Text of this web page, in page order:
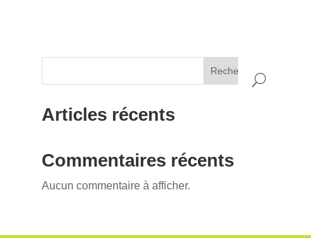
Rechercher
Articles récents
Commentaires récents
Aucun commentaire à afficher.